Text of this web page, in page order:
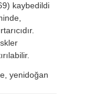
kaybedildi
yenidoğan